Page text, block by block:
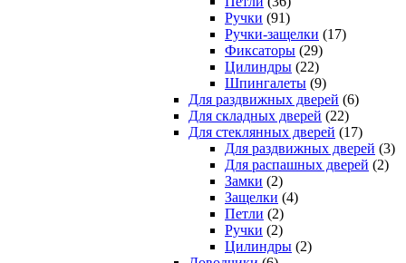
Ручки (91)
Ручки-защелки (17)
Фиксаторы (29)
Цилиндры (22)
Шпингалеты (9)
Для раздвижных дверей (6)
Для складных дверей (22)
Для стеклянных дверей (17)
Для раздвижных дверей (3)
Для распашных дверей (2)
Замки (2)
Защелки (4)
Петли (2)
Ручки (2)
Цилиндры (2)